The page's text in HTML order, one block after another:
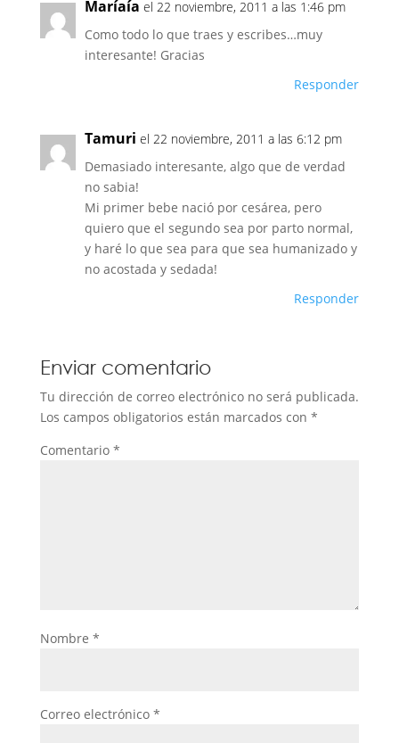
Maríaía el 22 noviembre, 2011 a las 1:46 pm
Como todo lo que traes y escribes…muy
interesante! Gracias
Responder
Tamuri el 22 noviembre, 2011 a las 6:12 pm
Demasiado interesante, algo que de verdad
no sabia!
Mi primer bebe nació por cesárea, pero
quiero que el segundo sea por parto normal,
y haré lo que sea para que sea humanizado y
no acostada y sedada!
Responder
Enviar comentario
Tu dirección de correo electrónico no será publicada.
Los campos obligatorios están marcados con *
Comentario *
Nombre *
Correo electrónico *